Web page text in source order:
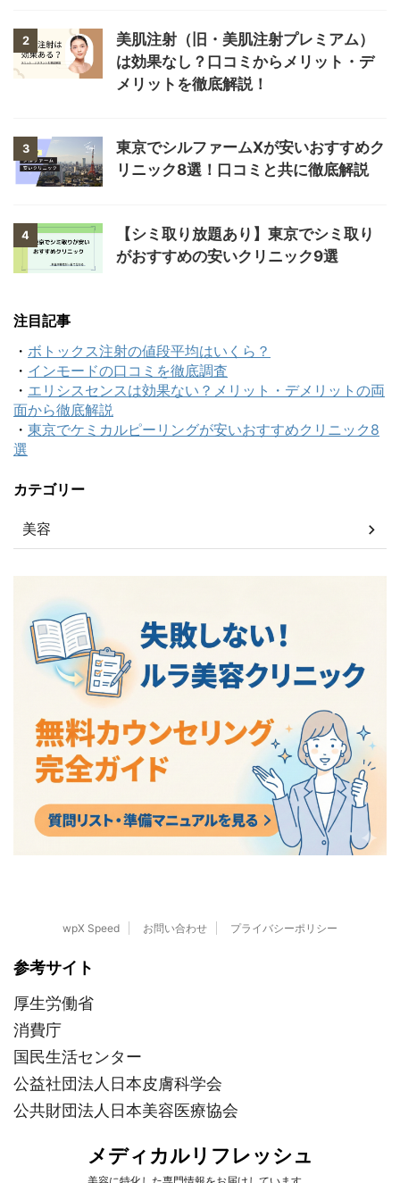
2
美肌注射（旧・美肌注射プレミアム）
は効果なし？口コミからメリット・デ
メリットを徹底解説！
3
東京でシルファームXが安いおすすめク
リニック8選！口コミと共に徹底解説
4
【シミ取り放題あり】東京でシミ取り
がおすすめの安いクリニック9選
注目記事
・ ボトックス注射の値段平均はいくら？
・ インモードの口コミを徹底調査
・ エリシスセンスは効果ない？メリット・デメリットの両
面から徹底解説
・ 東京でケミカルピーリングが安いおすすめクリニック8
選
カテゴリー
美容
wpX Speed お問い合わせ プライバシーポリシー
参考サイト
厚生労働省
消費庁
国民生活センター
公益社団法人日本皮膚科学会
公共財団法人日本美容医療協会
メディカルリフレッシュ